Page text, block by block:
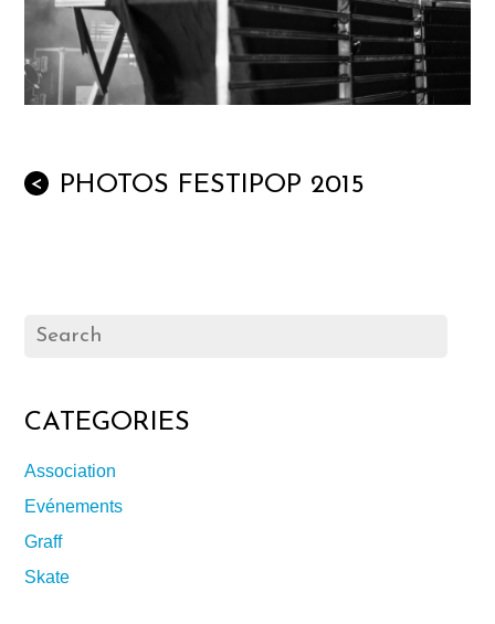
< PHOTOS FESTIPOP 2015
CATEGORIES
Association
Evénements
Graff
Skate